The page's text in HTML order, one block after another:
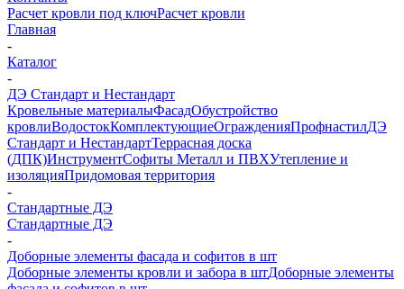
Расчет кровли под ключРасчет кровли
Главная
-
Каталог
-
ДЭ Стандарт и Нестандарт
Кровельные материалыФасадОбустройство
кровлиВодостокКомплектующиеОгражденияПрофнастилДЭ
Стандарт и НестандартТеррасная доска
(ДПК)ИнструментСофиты Металл и ПВХУтепление и
изоляцияПридомовая территория
-
Стандартные ДЭ
Стандартные ДЭ
-
Доборные элементы фасада и софитов в шт
Доборные элементы кровли и забора в штДоборные элементы